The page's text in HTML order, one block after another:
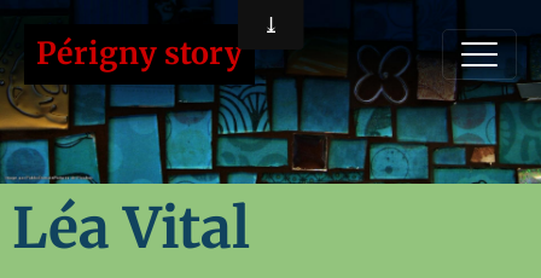
Périgny story
Léa Vital